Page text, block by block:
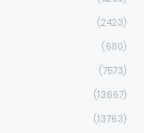
(2423)
(6110)
(7573)
(13667)
(13763)